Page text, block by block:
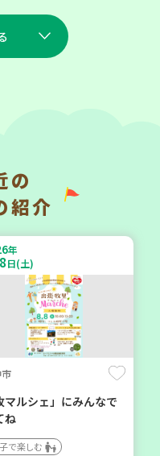
市東灘区
ールームすみれ会」
月第2金曜日）
カフェ・つどい場
10日(木)
の
紹介
年
8日(土)
マルシェ」にみんなで
ね
で楽しむ